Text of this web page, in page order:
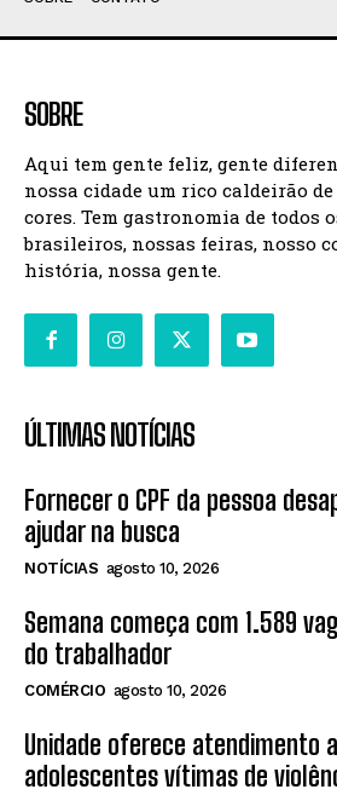
SOBRE
Aqui tem gente feliz, gente
nossa cidade um rico caldeirão
cores. Tem gastronomia de todos
brasileiros, nossas feiras, nosso
história, nossa gente.
ÚLTIMAS NOTÍCIAS
Fornecer o CPF da pessoa
ajudar na busca
NOTÍCIAS agosto 10, 2026
Semana começa com 1.589
do trabalhador
COMÉRCIO agosto 10, 2026
Unidade oferece atendimento
adolescentes vítimas de